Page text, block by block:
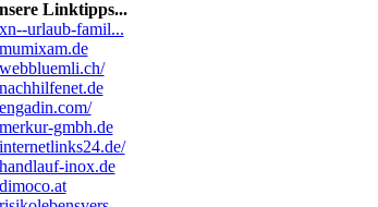
Linktipps...
xn--urlaub-famil...
mumixam.de
webbluemli.ch/
nachhilfenet.de
engadin.com/
merkur-gmbh.de
internetlinks24.de/
handlauf-inox.de
dimoco.at